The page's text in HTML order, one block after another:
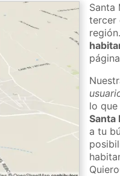
Santa
tercer
lo
Santa
a tu